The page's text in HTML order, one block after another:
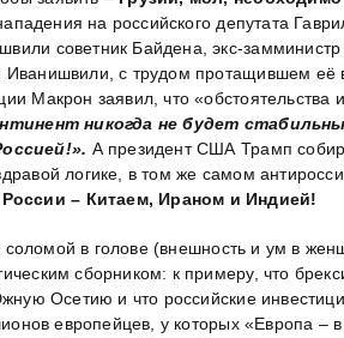
на российского депутата
советник Байдена, экс-
с трудом протащившем
Макрон заявил, что
никогда не будет
А президент США Трамп
логике, в том же самом
– Китаем, Ираном и Индией!
в голове (внешность и ум в
сборником: к примеру, что
Осетию и что российские
европейцев, у которых «Европа –